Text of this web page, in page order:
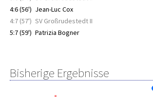
4:6 (56') Jean-Luc Cox
4:7 (57') SV Großrudestedt II
5:7 (59') Patrizia Bogner
Bisherige Ergebnisse